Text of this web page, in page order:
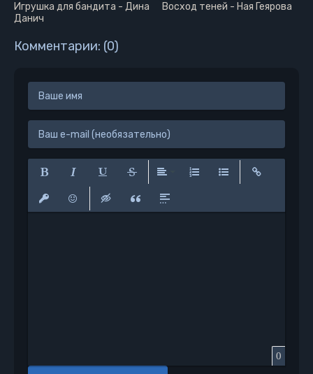
Игрушка для бандита - Дина
Данич
Восход теней - Ная Геярова
Комментарии: (0)
Полужирный
Курсив Подчеркнутый
0